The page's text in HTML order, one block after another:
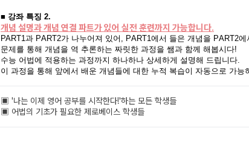
■ 강좌 특징 2.
개념 설명과 개념 연결 파트가 있어 실전 훈련까지 가능합니다.
PART1과 PART2가 나누어져 있어, PART1에서 들은 개념을 PART2에
문제를 통해 개념을 역 추론하는 짜릿한 과정을 쌤과 함께 해봅시다!
수능 어법에 적용하는 과정까지 하나하나 상세하게 설명해 드립니다.
이 과정을 통해 앞에서 배운 개념들에 대한 누적 복습이 자동으로 가능
▣ '나는 이제 영어 공부를 시작한다!'하는 모든 학생들
▣ 어법의 기초가 필요한 제로베이스 학생들